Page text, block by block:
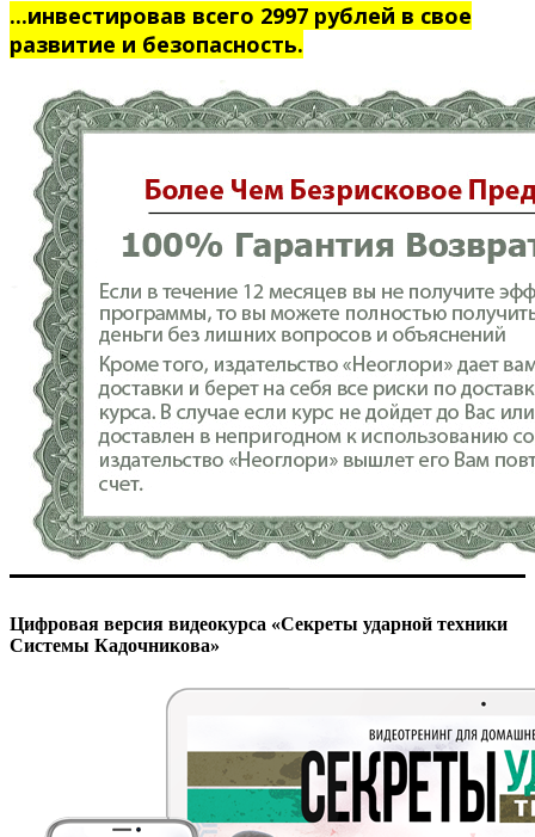
...инвестировав всего 2997 рублей в свое
развитие и безопасность.
Цифровая версия видеокурса «Секреты ударной техники
Системы Кадочникова»